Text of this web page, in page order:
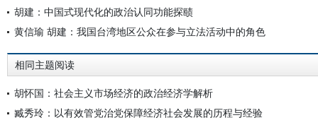
胡建：中国式现代化的政治认同功能探赜
黄信瑜 胡建：我国台湾地区公众在参与立法活动中的角色
相同主题阅读
胡怀国：社会主义市场经济的政治经济学解析
臧秀玲：以有效管党治党保障经济社会发展的历程与经验